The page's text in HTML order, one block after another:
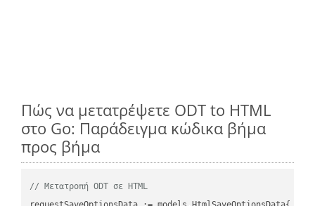
Πώς να μετατρέψετε ODT to HTML
στο Go: Παράδειγμα κώδικα βήμα
προς βήμα
// Μετατροπή ODT σε HTML